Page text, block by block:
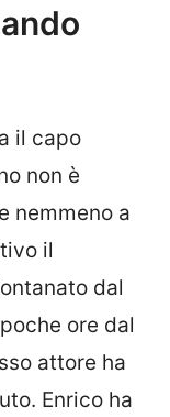
il capo
non è
nemmeno a
il
dal
ore dal
attore ha
Enrico ha